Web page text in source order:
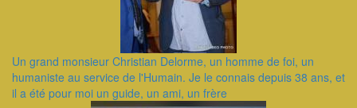
Un grand monsieur Christian Delorme, un homme de foi, un
humaniste au service de l'Humain. Je le connais depuis 38 ans, et
il a été pour moi un guide, un ami, un frère